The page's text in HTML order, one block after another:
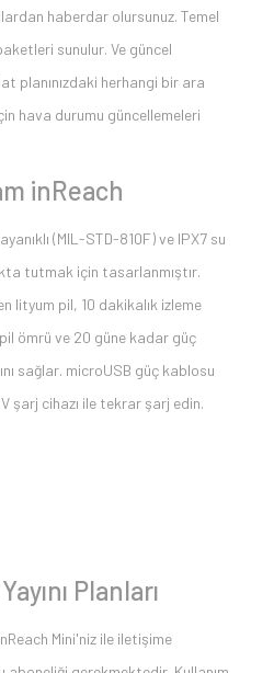
haberdar olursunuz. Temel
sunulur. Ve güncel
planınızdaki herhangi bir ara
hava durumu güncellemeleri
inReach
(MIL-STD-810F) ve IPX7 su
tutmak için tasarlanmıştır.
lityum pil, 10 dakikalık izleme
ömrü ve 20 güne kadar güç
sağlar. microUSB güç kablosu
şarj cihazı ile tekrar şarj edin.
Planları
Mini'niz ile iletişime